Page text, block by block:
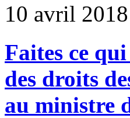
10 avril 2018
Faites ce
des droits
au ministre